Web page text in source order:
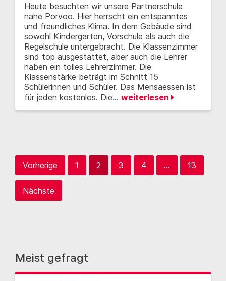
Heute besuchten wir unsere Partnerschule
nahe Porvoo. Hier herrscht ein entspanntes
und freundliches Klima. In dem Gebäude sind
sowohl Kindergarten, Vorschule als auch die
Regelschule untergebracht. Die Klassenzimmer
sind top ausgestattet, aber auch die Lehrer
haben ein tolles Lehrerzimmer. Die
Klassenstärke beträgt im Schnitt 15
Schülerinnen und Schüler. Das Mensaessen ist
für jeden kostenlos. Die… weiterlesen
Vorherige 1 2 3 4 … 13
Nächste
Meist gefragt